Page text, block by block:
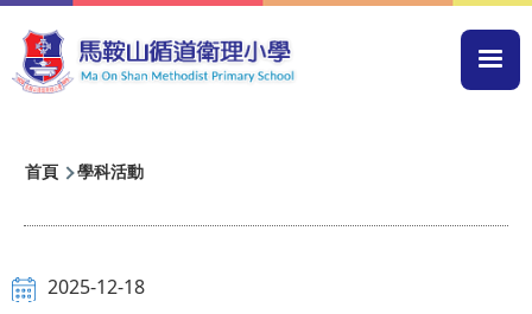
移至主內容
導
連
結
首頁 學科活動
2025-12-18